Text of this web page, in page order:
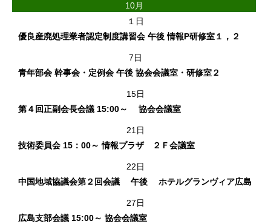
10月
１日
優良産廃処理業者認定制度講習会 午後 情報P研修室１，２
7日
青年部会 幹事会・定例会 午後 協会会議室・研修室２
15日
第４回正副会長会議 15:00～ 協会会議室
21日
技術委員会 15：00～ 情報プラザ ２Ｆ会議室
22日
中国地域協議会第２回会議 午後 ホテルグランヴィア広島
27日
広島支部会議 15:00～ 協会会議室